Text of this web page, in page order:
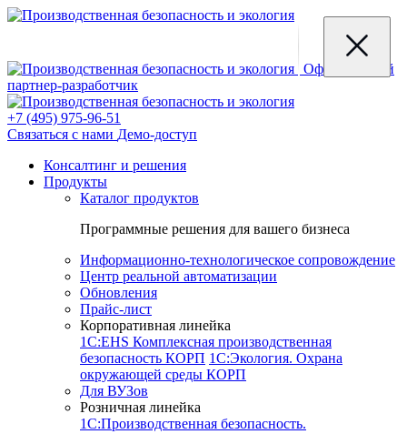
Официальный
партнер-разработчик
+7 (495) 975-96-51
Связаться с нами Демо-доступ
Консалтинг и решения
Продукты
Каталог продуктов
Программные решения для вашего бизнеса
Информационно-технологическое сопровождение
Центр реальной автоматизации
Обновления
Прайс-лист
Корпоративная линейка
1С:EHS Комплексная производственная
безопасность КОРП 1С:Экология. Охрана
окружающей среды КОРП
Для ВУЗов
Розничная линейка
1C:Производственная безопасность.